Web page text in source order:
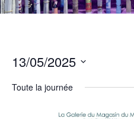
13/05/2025
une
date.
Toute la journée